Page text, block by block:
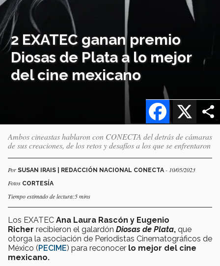
2 EXATEC ganan premio
Diosas de Plata a lo mejor
del cine mexicano
X
Facebook
Ambos cineastas hablaron con CONECTA del detrás de cámaras
de sus creaciones, de los retos y desafíos a los que se enfrentaron
Por SUSAN IRAIS | REDACCIÓN NACIONAL CONECTA - 10/05/2023
Fotos CORTESÍA
Tiempo estimado de lectura:5 mins
Los EXATEC Ana Laura Rascón y Eugenio
Richer recibieron el galardón Diosas de Plata, que
otorga la asociación de Periodistas Cinematográficos de
México (PECIME) para reconocer lo mejor del cine
mexicano.